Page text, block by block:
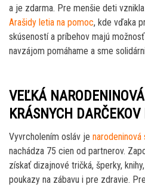
a je zdarma. Pre menšie deti
Arašidy letia na pomoc, kde vďaka
skúseností a príbehov majú
navzájom pomáhame a sme
VEĽKÁ
KRÁSNYCH DARČEKOV
Vyvrcholením osláv je narodeninová
nachádza 75 cien od partnerov.
získať dizajnové tričká, šperky,
poukazy na zábavu i pre zdravie.